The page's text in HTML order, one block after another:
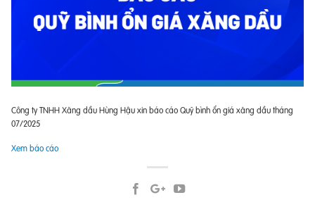
Công ty TNHH Xăng dầu Hùng Hậu xin báo cáo Quỹ bình ổn giá xăng dầu tháng
07/2025
Xem báo cáo